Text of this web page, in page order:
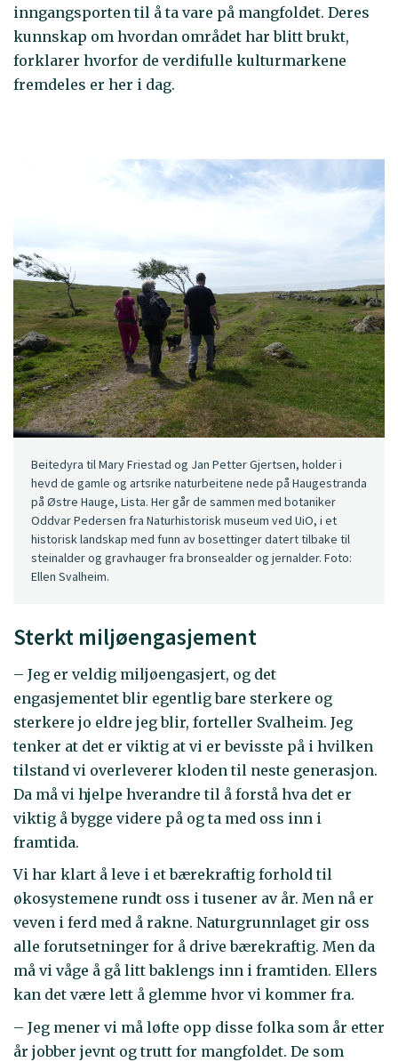
inngangsporten til å ta vare på mangfoldet. Deres
kunnskap om hvordan området har blitt brukt,
forklarer hvorfor de verdifulle kulturmarkene
fremdeles er her i dag.
Beitedyra til Mary Friestad og Jan Petter Gjertsen, holder i
hevd de gamle og artsrike naturbeitene nede på Haugestranda
på Østre Hauge, Lista. Her går de sammen med botaniker
Oddvar Pedersen fra Naturhistorisk museum ved UiO, i et
historisk landskap med funn av bosettinger datert tilbake til
steinalder og gravhauger fra bronsealder og jernalder. Foto:
Ellen Svalheim.
Sterkt miljøengasjement
– Jeg er veldig miljøengasjert, og det
engasjementet blir egentlig bare sterkere og
sterkere jo eldre jeg blir, forteller Svalheim. Jeg
tenker at det er viktig at vi er bevisste på i hvilken
tilstand vi overleverer kloden til neste generasjon.
Da må vi hjelpe hverandre til å forstå hva det er
viktig å bygge videre på og ta med oss inn i
framtida.
Vi har klart å leve i et bærekraftig forhold til
økosystemene rundt oss i tusener av år. Men nå er
veven i ferd med å rakne. Naturgrunnlaget gir oss
alle forutsetninger for å drive bærekraftig. Men da
må vi våge å gå litt baklengs inn i framtiden. Ellers
kan det være lett å glemme hvor vi kommer fra.
– Jeg mener vi må løfte opp disse folka som år etter
år jobber jevnt og trutt for mangfoldet. De som